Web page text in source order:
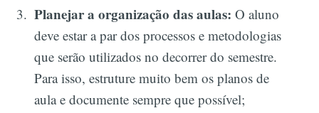
Planejar a organização das aulas: O aluno
deve estar a par dos processos e metodologias
que serão utilizados no decorrer do semestre.
Para isso, estruture muito bem os planos de
aula e documente sempre que possível;